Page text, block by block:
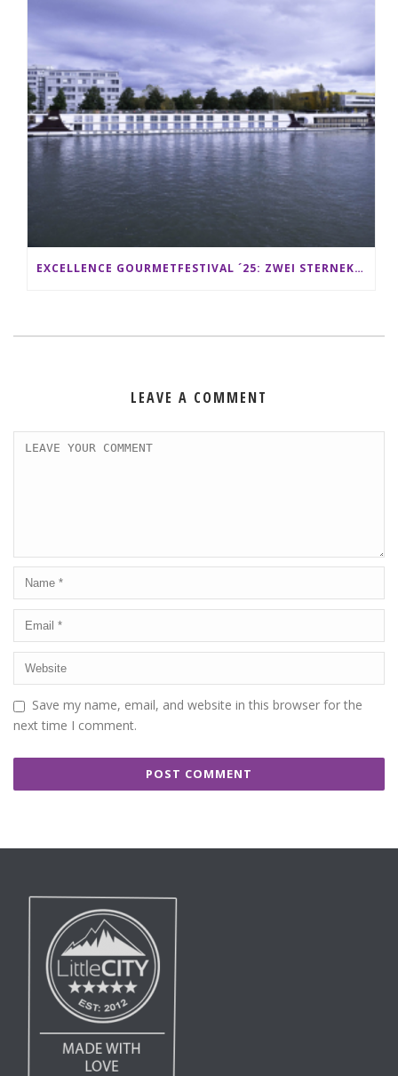
EXCELLENCE GOURMETFESTIVAL ´25: ZWEI STERNEKÖCHE ANTONIO GUIDA & DARIO MORESCO VERWÖHNEN IHRE GÄSTE AUF EINER LUXERIÖSEN SCHIFFSREISE
LEAVE A COMMENT
Save my name, email, and website in this browser for the
next time I comment.